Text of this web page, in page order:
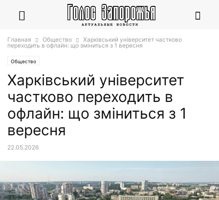
Главная Общество
Харківський університет частково
переходить в офлайн: що зміниться з 1 вересня
Общество
Харківський університет
частково переходить в
офлайн: що зміниться з 1
вересня
22.05.2026